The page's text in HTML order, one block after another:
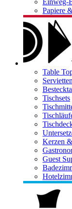
Einweg-
Papiere
Table
Servietten
Tischsets
Kerzen
Guest